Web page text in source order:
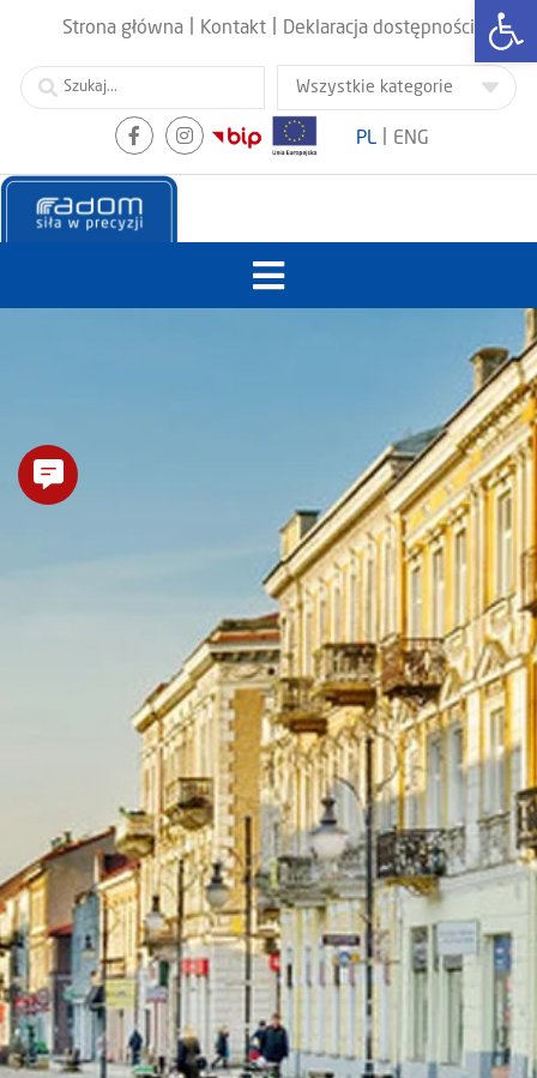
Strona główna Kontakt Deklaracja dostępności
PL ENG